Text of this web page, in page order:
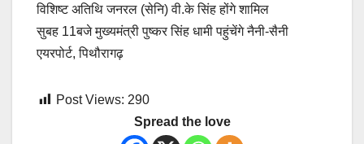
विशिष्ट अतिथि जनरल (सेनि) वी.के सिंह होंगे शामिल
सुबह 11बजे मुख्यमंत्री पुष्कर सिंह धामी पहुंचेंगे नैनी-सैनी
एयरपोर्ट, पिथौरागढ़
Post Views: 290
Spread the love